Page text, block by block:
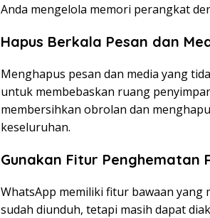
Anda mengelola memori perangkat
Hapus Berkala Pesan dan
Menghapus pesan dan media yang
untuk membebaskan ruang
membersihkan obrolan dan
keseluruhan.
Gunakan Fitur Penghematan
WhatsApp memiliki fitur bawaan yang
sudah diunduh, tetapi masih dapat